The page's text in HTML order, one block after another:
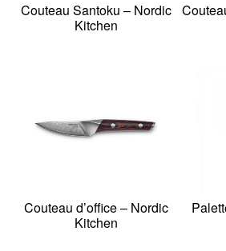
Couteau Santoku – Nordic
Kitchen
Couteau d’office – Nordic
Kitchen